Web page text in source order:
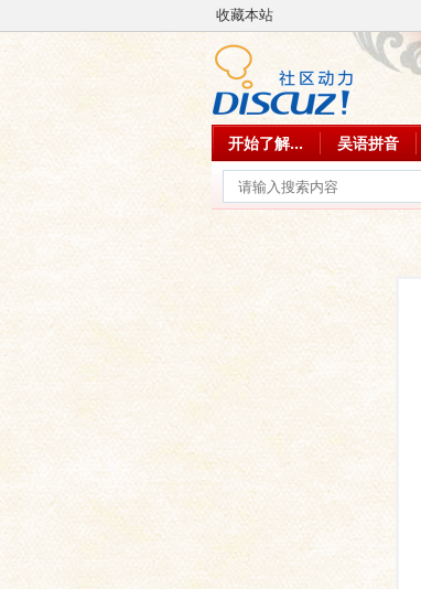
收藏本站
开始了解... 吴语拼音